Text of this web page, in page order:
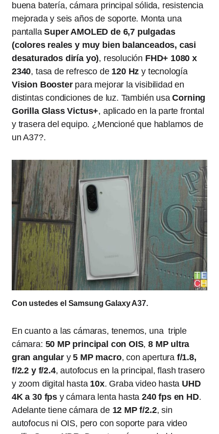
buena batería, cámara principal sólida, resistencia
mejorada y seis años de soporte. Monta una
pantallaSuper AMOLED de 6,7 pulgadas
(colores reales y muy bien balanceados, casi
desaturados diría yo), resolución FHD+ 1080 x
2340, tasa de refresco de 120 Hz y tecnología
Vision Boosterpara mejorar la visibilidad en
distintas condiciones de luz. También usaCorning
Gorilla Glass Victus+, aplicado en la parte frontal
y trasera del equipo. ¿Mencioné que hablamos de
un A37?.
Con ustedes el Samsung Galaxy A37.
En cuanto a las cámaras, tenemos, una triple
cámara: 50 MP principal con OIS,8 MP ultra
gran angulary5 MP macro, con apertura f/1.8,
f/2.2 y f/2.4, autofocus en la principal, flash trasero
y zoom digital hasta 10x. Graba video hasta UHD
4K a 30 fps y cámara lenta hasta240 fps en HD.
Adelante tiene cámara de 12 MP f/2.2, sin
autofocus ni OIS, pero con soporte para video